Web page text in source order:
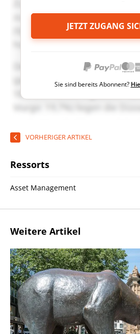
JETZT ZUGANG
Sie sind bereits Abonnent?
VORHERIGER ARTIKEL
Ressorts
Asset Management
Weitere Artikel